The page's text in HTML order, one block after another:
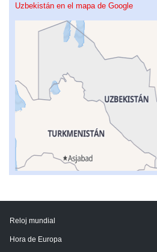
Uzbekistán en el mapa de Google
Reloj mundial
Hora de Europa